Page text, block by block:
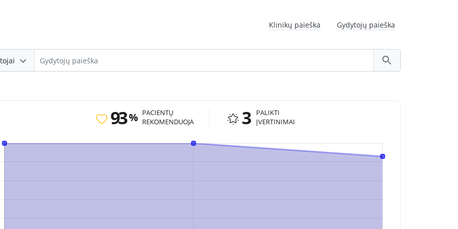
Klinikų paieška Gydytojų paieška
93 % PACIENTŲ
REKOMENDUOJA
3
PALIKTI
ĮVERTINIMAI